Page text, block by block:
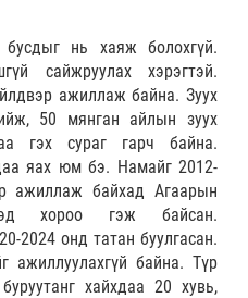
нь хаяж болохгүй.
сайжруулах хэрэгтэй.
ажиллаж байна. Зуух
50 мянган айлын зуух
гэх сураг гарч байна.
яах юм бэ. Намайг 2012-
ажиллаж байхад Агаарын
хороо гэж байсан.
2024 онд татан буулгасан.
ажиллуулахгүй байна. Түр
хайхдаа 20 хувь,